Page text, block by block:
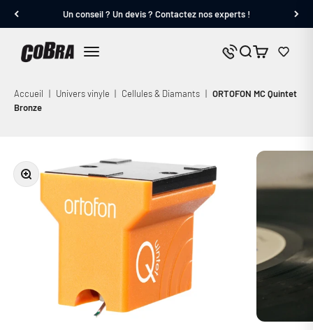
Un conseil ? Un devis ? Contactez nos experts !
Cobra.fr
Nous contacter
Panier
Accueil | Univers vinyle | Cellules & Diamants | ORTOFON MC Quintet
Bronze
Zoomer sur l'image